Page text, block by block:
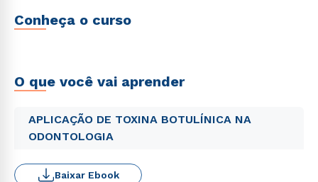
Conheça o curso
O que você vai aprender
APLICAÇÃO DE TOXINA BOTULÍNICA NA
ODONTOLOGIA
Baixar Ebook